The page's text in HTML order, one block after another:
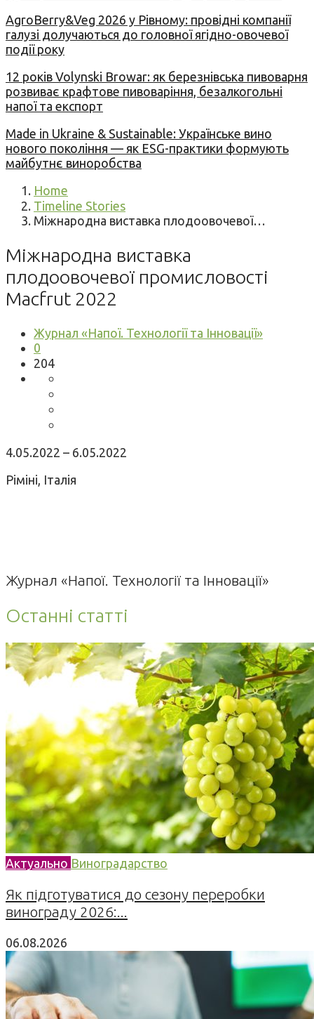
AgroBerry&Veg 2026 у Рівному: провідні компанії
галузі долучаються до головної ягідно-овочевої
події року
12 років Volynski Browar: як березнівська пивоварня
розвиває крафтове пивоваріння, безалкогольні
напої та експорт
Made in Ukraine & Sustainable: Українське вино
нового покоління — як ESG-практики формують
майбутнє виноробства
Home
Timeline Stories
Міжнародна виставка плодоовочевої…
Міжнародна виставка
плодоовочевої промисловості
Macfrut 2022
Журнал «Напої. Технології та Інновації»
0
204
4.05.2022 – 6.05.2022
Ріміні, Італія
Журнал «Напої. Технології та Інновації»
Останні статті
Актуально Виноградарство
Як підготуватися до сезону переробки
винограду 2026:...
06.08.2026